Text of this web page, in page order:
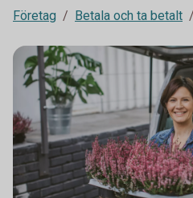
Företag Betala och ta betalt